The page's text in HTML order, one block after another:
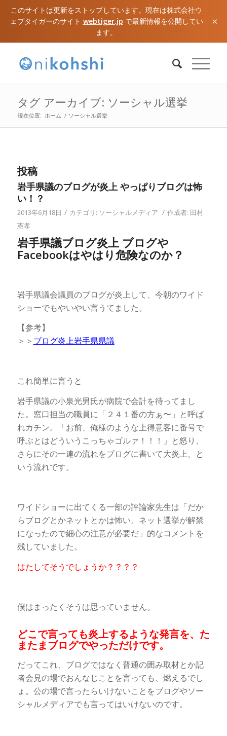
このサイトは更新をストップしています。現在は株式会社ウ
ェブタイガーのサイト webtiger.jp で最新情報を公開してい
ます。
×
タグ アーカイブ: ソーシャル選挙
現在位置: ホーム / ソーシャル選挙
投稿
岩手県議のブログが炎上 やっぱりブログは怖
い！？
2013年6月18日 / カテゴリ: ソーシャルメディア / 作成者: 田村
憲孝
岩手県議ブログ炎上 ブログや
Facebookはやはり危険なのか？
岩手県議会議員のブログが炎上して、今朝のワイド
ショーでもやいやい言うてました。
【参考】
＞＞ ブログ炎上岩手県県議
これ簡単に言うと
岩手県議の小泉光男氏が病院で会計を待ってまし
た。窓口担当の職員に「２４１番の方ぁ〜」と呼ば
れカチン。「お前、俺様のような上得意客に番号で
呼ぶとはどういうこっちゃゴルァ！！！」と怒り、
さらにその一連の流れをブログに書いて大炎上、と
いう流れです。
ワイドショーに出てくる一部の評論家先生は「だか
らブログとかネットとかは怖い。ネット選挙が解禁
になったので細心の注意が必要だ」的なコメントを
残していました。
はたしてそうでしょうか？？？？
僕はまったくそうは思っていません。
どこで言っても炎上するような発言を、た
またまブログでやっただけです。
だってこれ、ブログではなく普通の囲み取材とか記
者会見の場でおんなじことを言っても、燃えるでし
ょ。公の場で言ったらいけないことをブログやソー
シャルメディアでも言ってはいけないのです。